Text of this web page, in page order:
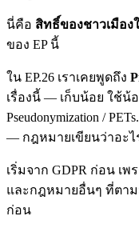
นี่คือ สิทธิ์ของชาวเมือง
ของ EP นี้
ใน EP.26 เราเคยพูดถึง
เรื่องนี้ — เก็บน้อย ใช้น้อ
Pseudonymization /
— กฎหมายเขียนว่าอะไ
เริ่มจาก GDPR ก่อน เ
และกฎหมายอื่นๆ ที่ตาม
ก่อน